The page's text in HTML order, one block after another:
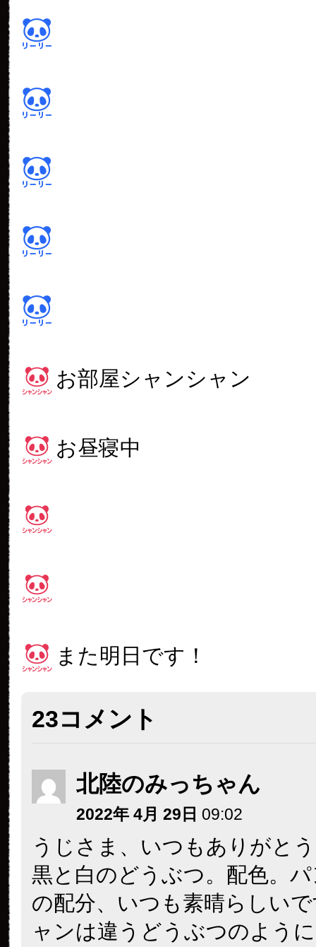
お部屋シャンシャン
お昼寝中
また明日です！
23コメント
北陸のみっちゃん
2022年 4月 29日 09:02
うじさま、いつもありがと
黒と白のどうぶつ。配色。
の配分、いつも素晴らしい
ャンは違うどうぶつのよう